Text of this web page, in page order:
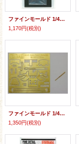
ファインモールド 1/48 零戦用ピトー管（2本入り）（ファインモールド製キット用）【プラモデル】
1,170円(税別)
ファインモールド 1/48 日本海軍桜花用ディテールアップパーツセット
1,350円(税別)